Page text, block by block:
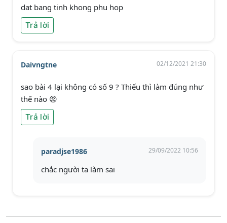
dat bang tinh khong phu hop
Trả lời
Daivngtne 02/12/2021 21:30
sao bài 4 lại không có số 9 ? Thiếu thì làm đúng như
thế nào 😡
Trả lời
paradjse1986 29/09/2022 10:56
chắc người ta làm sai